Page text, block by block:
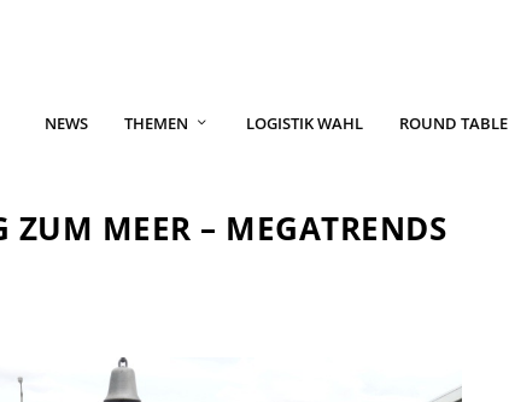
NEWS THEMEN LOGISTIK WAHL ROUND TABLE
ZUM MEER – MEGATRENDS